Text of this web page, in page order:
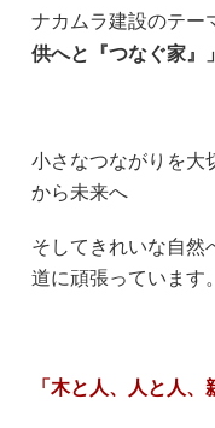
ナカムラ建設のテー
供へと『つなぐ家』」
小さなつながりを
から未来へ
そしてきれいな自然
道に頑張っています。
「木と人、人と人、